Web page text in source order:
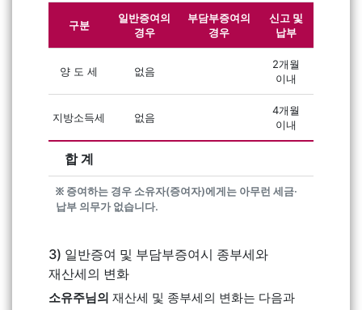
구분
일반증여의
경우
부담부증여의
경우
신고 및
납부
양 도 세 없음
2개월
이내
지방소득세 없음
4개월
이내
합 계
፠ 증여하는 경우 소유자(증여자)에게는 아무런 세금·
납부 의무가 없습니다.
3) 일반증여 및 부담부증여시 종부세와
재산세의 변화
소유주님의 재산세 및 종부세의 변화는 다음과